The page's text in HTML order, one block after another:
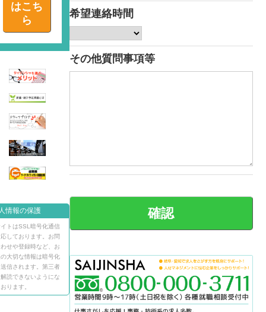
希望連絡時間
その他質問事項等
はこち
ら
情報の保護
トはSSL暗号化通信
しております。お問
せや登録時など、お
大切な情報は暗号化
信されます。第三者
読できないようにな
ります。